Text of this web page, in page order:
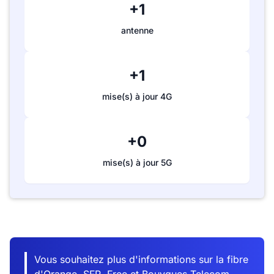
+1
antenne
+1
mise(s) à jour 4G
+0
mise(s) à jour 5G
Vous souhaitez plus d'informations sur la fibre